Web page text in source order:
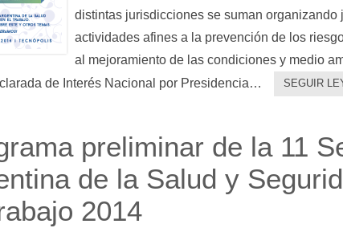
distintas jurisdicciones se suman organizando
actividades afines a la prevención de los
al mejoramiento de las condiciones y medio
de Interés Nacional por Presidencia…
SEGUIR
preliminar de la 11
de la Salud y
2014